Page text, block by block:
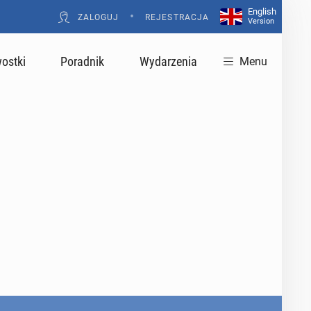
ZALOGUJ • REJESTRACJA
English
Version
Poradnik Wydarzenia Menu